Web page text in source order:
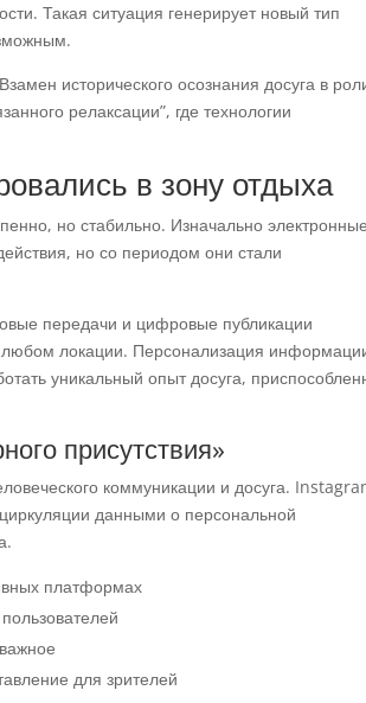
Такая ситуация генерирует новый тип
исторического осознания досуга в
релаксации”, где технологии
в зону отдыха
но стабильно. Изначально электронные
но со периодом они стали
передачи и цифровые публикации
локации. Персонализация
уникальный опыт досуга,
присутствия»
коммуникации и досуга.
данными о персональной
платформах
для зрителей